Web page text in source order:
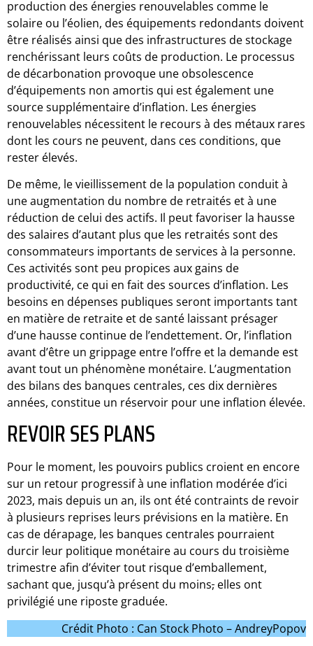
production des énergies renouvelables comme le
solaire ou l’éolien, des équipements redondants doivent
être réalisés ainsi que des infrastructures de stockage
renchérissant leurs coûts de production. Le processus
de décarbonation provoque une obsolescence
d’équipements non amortis qui est également une
source supplémentaire d’inflation. Les énergies
renouvelables nécessitent le recours à des métaux rares
dont les cours ne peuvent, dans ces conditions, que
rester élevés.
De même, le vieillissement de la population conduit à
une augmentation du nombre de retraités et à une
réduction de celui des actifs. Il peut favoriser la hausse
des salaires d’autant plus que les retraités sont des
consommateurs importants de services à la personne.
Ces activités sont peu propices aux gains de
productivité, ce qui en fait des sources d’inflation. Les
besoins en dépenses publiques seront importants tant
en matière de retraite et de santé laissant présager
d’une hausse continue de l’endettement. Or, l’inflation
avant d’être un grippage entre l’offre et la demande est
avant tout un phénomène monétaire. L’augmentation
des bilans des banques centrales, ces dix dernières
années, constitue un réservoir pour une inflation élevée.
REVOIR SES PLANS
Pour le moment, les pouvoirs publics croient en encore
sur un retour progressif à une inflation modérée d’ici
2023, mais depuis un an, ils ont été contraints de revoir
à plusieurs reprises leurs prévisions en la matière. En
cas de dérapage, les banques centrales pourraient
durcir leur politique monétaire au cours du troisième
trimestre afin d’éviter tout risque d’emballement,
sachant que, jusqu’à présent du moins, elles ont
privilégié une riposte graduée.
Crédit Photo : Can Stock Photo – AndreyPopov